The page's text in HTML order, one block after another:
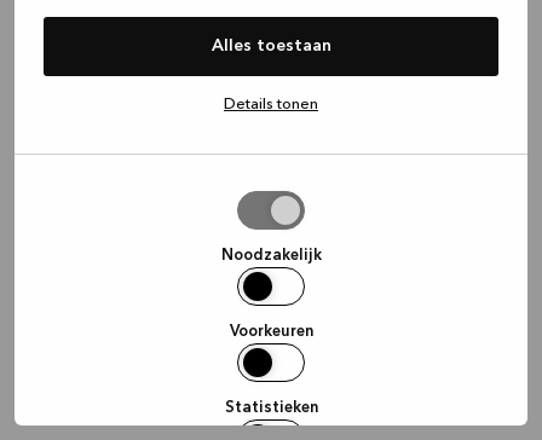
Alles toestaan
Details tonen
Noodzakelijk
Voorkeuren
Statistieken